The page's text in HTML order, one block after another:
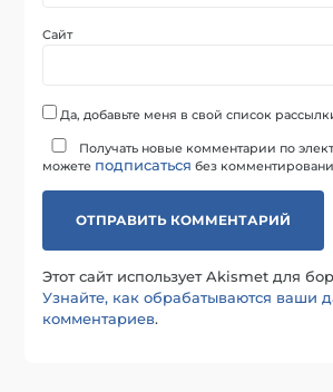
Сайт
Да, добавьте меня в свой список
Получать новые комментарии по
можете подписаться без
Этот сайт использует Akismet для
Узнайте, как обрабатываются ваши
комментариев.